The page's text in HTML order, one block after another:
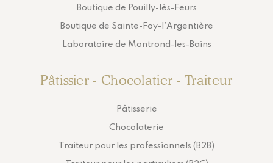
Boutique de Pouilly-lès-Feurs
Boutique de Sainte-Foy-l’Argentière
Laboratoire de Montrond-les-Bains
Pâtissier - Chocolatier - Traiteur
Pâtisserie
Chocolaterie
Traiteur pour les professionnels (B2B)